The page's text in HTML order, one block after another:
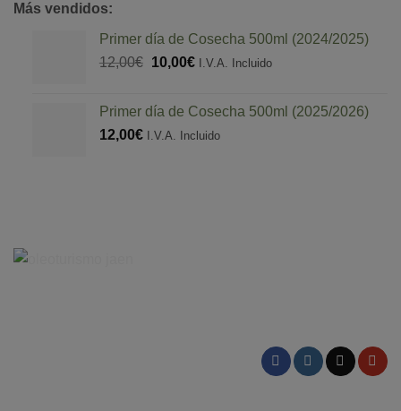
Más vendidos:
Primer día de Cosecha 500ml (2024/2025)
12,00€
El
era:
12,00€.
10,00€El
es:
10,00€.
I.V.A. Incluido
Primer día de Cosecha 500ml (2025/2026)
12,00€ I.V.A. Incluido